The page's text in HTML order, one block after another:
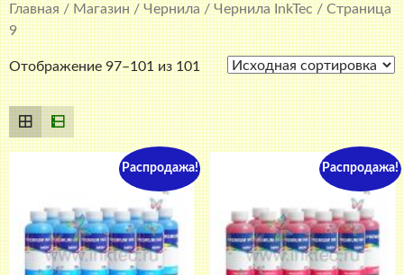
Главная/Магазин/Чернила/Чернила InkTec/ Страница
9
Отображение 97–101 из 101
Распродажа! Распродажа!